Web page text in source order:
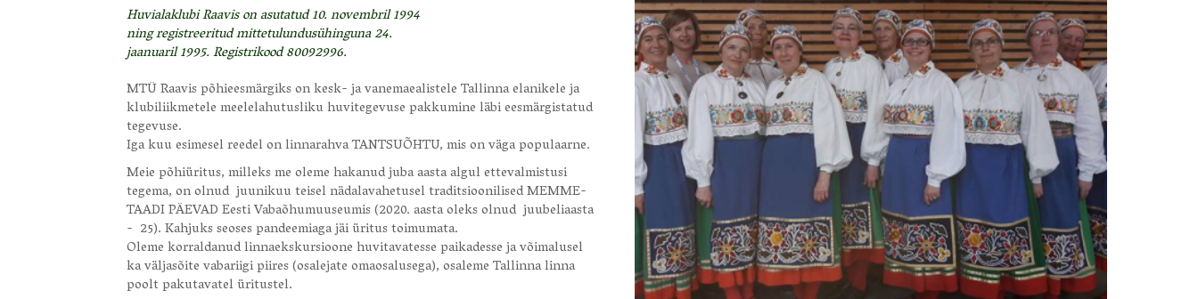
Huvialaklubi Raavis on asutatud 10. novembril 1994
ning registreeritud mittetulundusühinguna 24.
jaanuaril 1995. Registrikood 80092996.
MTÜ Raavis põhieesmärgiks on kesk- ja vanemaealistele Tallinna elanikele ja
klubiliikmetele meelelahutusliku huvitegevuse pakkumine läbi eesmärgistatud
tegevuse.
Iga kuu esimesel reedel on linnarahva TANTSUÕHTU, mis on väga populaarne.
Meie põhiüritus, milleks me oleme hakanud juba aasta algul ettevalmistusi
tegema, on olnud juunikuu teisel nädalavahetusel traditsioonilised MEMME-
TAADI PÄEVAD Eesti Vabaõhumuuseumis (2020. aasta oleks olnud juubeliaasta
- 25). Kahjuks seoses pandeemiaga jäi üritus toimumata.
Oleme korraldanud linnaekskursioone huvitavatesse paikadesse ja võimalusel
ka väljasõite vabariigi piires (osalejate omaosalusega), osaleme Tallinna linna
poolt pakutavatel üritustel.